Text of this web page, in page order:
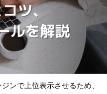
ンで上位表示させるため、